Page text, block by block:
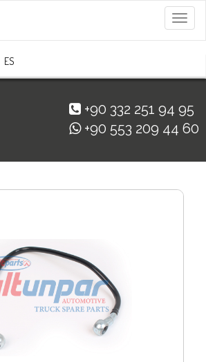
Menü
ES
+90 332 251 94 95
+90 553 209 44 60